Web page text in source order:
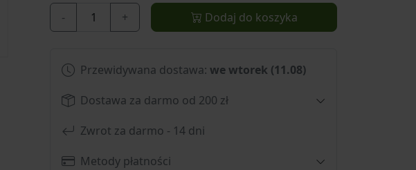
- + Dodaj do koszyka
Przewidywana dostawa: we wtorek (11.08)
Dostawa za darmo od 200 zł
Zwrot za darmo - 14 dni
Metody płatności